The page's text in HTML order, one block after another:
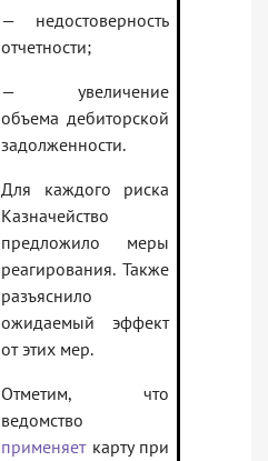
— недостоверность
отчетности;
— увеличение
объема дебиторской
задолженности.
Для каждого риска
Казначейство
предложило меры
реагирования. Также
разъяснило
ожидаемый эффект
от этих мер.
Отметим, что
ведомство
применяеткарту при